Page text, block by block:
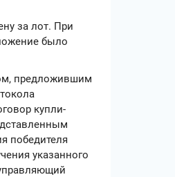
за лот. При
было
предложившим
купли-
победителя
указанного